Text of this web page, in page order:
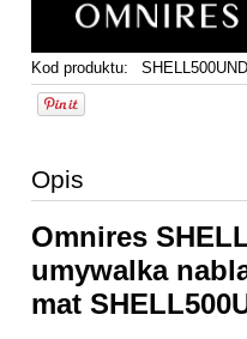
Kod produktu:
Opis
Omnires
umywalka
mat